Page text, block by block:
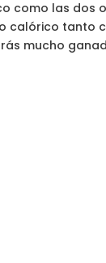
como las dos
tanto
mucho